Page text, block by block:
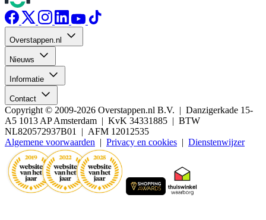
Overstappen.nl
Nieuws
Informatie
Contact
Copyright © 2009-2026 Overstappen.nl B.V. | Danzigerkade 15-
A5 1013 AP Amsterdam | KvK 34331885 | BTW
NL820572937B01 | AFM 12012535
Algemene voorwaarden | Privacy en cookies | Dienstenwijzer